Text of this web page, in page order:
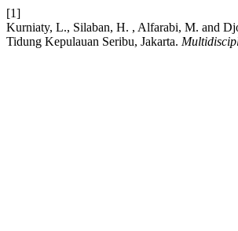
[1]
Kurniaty, L., Silaban, H. , Alfarabi, M. and
Tidung Kepulauan Seribu, Jakarta.